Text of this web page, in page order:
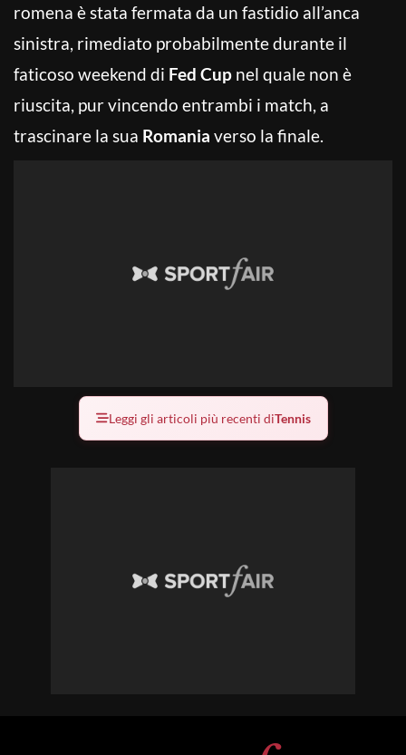
romena è stata fermata da un fastidio all’anca
sinistra, rimediato probabilmente durante il
faticoso weekend di Fed Cup nel quale non è
riuscita, pur vincendo entrambi i match, a
trascinare la sua Romania verso la finale.
Leggi gli articoli più recenti diTennis